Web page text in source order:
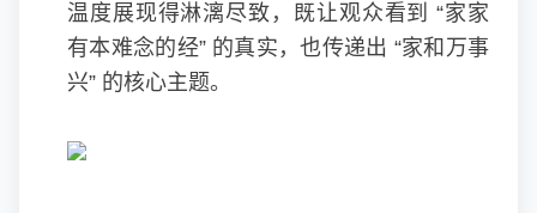
温度展现得淋漓尽致，既让观众看到 “家家
有本难念的经” 的真实，也传递出 “家和万事
兴” 的核心主题。